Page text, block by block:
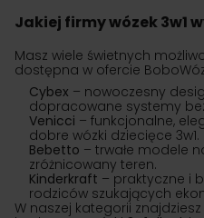
Jakiej firmy wózek 3w1
Masz wiele świetnych
dostępna w ofercie
Cybex – nowoczesny
dopracowane systemy
Venicci – funkcjonalne,
dobre wózki dziecięce 3w1.
Bebetto – trwałe modele
zróżnicowany teren.
Kinderkraft – praktyczne i
rodziców szukających
W naszej kategorii